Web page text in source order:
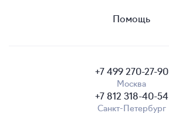
Помощь
+7 499 270-27-90
Москва
+7 812 318-40-54
Санкт-Петербург